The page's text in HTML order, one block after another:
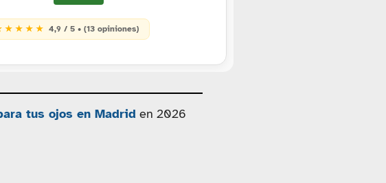
★ ★ ★ ★ 4,9 / 5 • (13 opiniones)
tus ojos en Madrid en 2026